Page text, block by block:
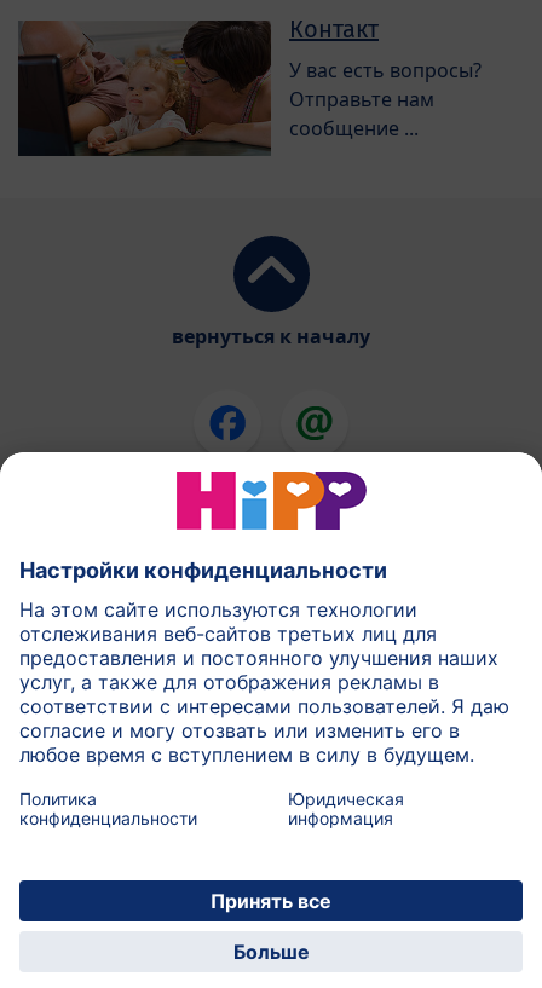
Контакт
У вас есть вопросы?
Отправьте нам
сообщение ...
вернуться к началу
ХиПП в течении беременности
Правила политики
Условия использования
Печатать
Подробнее о HiPP Контакт
Безопасная передача данных посредством
шифрования данных
© 2026 HiPP